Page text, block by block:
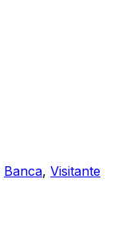
Banca, Visitante